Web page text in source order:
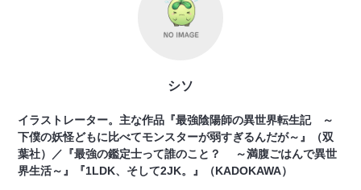
シソ
イラストレーター。主な作品『最強陰陽師の異世界転生記 ～
下僕の妖怪どもに比べてモンスターが弱すぎるんだが～』（双
葉社）／『最強の鑑定士って誰のこと？ ～満腹ごはんで異世
界生活～』『1LDK、そして2JK。』（KADOKAWA）